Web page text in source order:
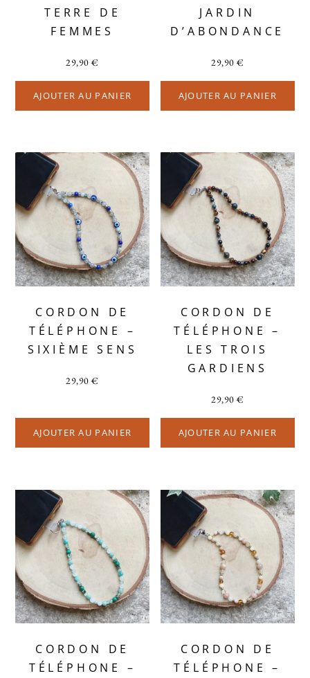
TERRE DE
FEMMES
29,90€
AJOUTER AU PANIER
JARDIN
D’ABONDANCE
29,90€
AJOUTER AU PANIER
CORDON DE
TÉLÉPHONE –
SIXIÈME SENS
29,90€
AJOUTER AU PANIER
CORDON DE
TÉLÉPHONE –
LES TROIS
GARDIENS
29,90€
AJOUTER AU PANIER
CORDON DE
TÉLÉPHONE –
CORDON DE
TÉLÉPHONE –